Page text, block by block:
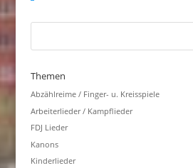
Themen
Abzählreime / Finger- u. Kreisspiele
Arbeiterlieder / Kampflieder
FDJ Lieder
Kanons
Kinderlieder